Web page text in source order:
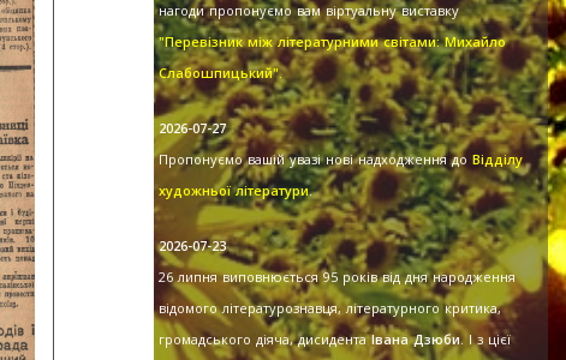
нагоди пропонуємо вам віртуальну виставку
"Перевізник між літературними світами: Михайло
Слабошпицький".
2026-07-27
Пропонуємо вашій увазі нові надходження до Відділу
художньої літератури.
2026-07-23
26 липня виповнюється 95 років від дня народження
відомого літературознавця, літературного критика,
громадського діяча, дисидентаІвана Дзюби. І з цієї